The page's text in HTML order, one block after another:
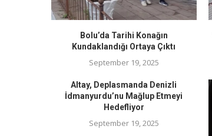
Bolu’da Tarihi Konağın
Kundaklandığı Ortaya Çıktı
September 19, 2025
Altay, Deplasmanda Denizli
İdmanyurdu’nu Mağlup Etmeyi
Hedefliyor
September 19, 2025